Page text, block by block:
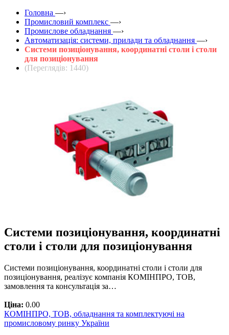
Головна —›
Промисловий комплекс —›
Промислове обладнання —›
Автоматизація: системи, прилади та обладнання —›
Системи позиціонування, координатні столи і столи
для позиціонування
(Переглядів: 1440)
Системи позиціонування, координатні
столи і столи для позиціонування
Системи позиціонування, координатні столи і столи для
позиціонування, реалізує компанія КОМІНПРО, ТОВ,
замовлення та консультація за…
Ціна: 0.00
КОМІНПРО, ТОВ, обладнання та комплектуючі на
промисловому ринку України